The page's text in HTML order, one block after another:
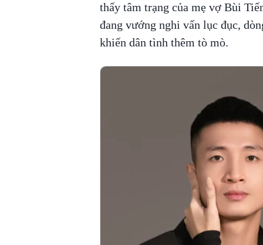
thấy tâm trạng của mẹ vợ Bùi
đang vướng nghi vấn lục đục,
khiến dân tình thêm tò mò.